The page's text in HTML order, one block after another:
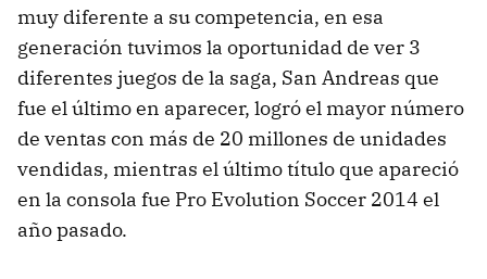
muy diferente a su competencia, en esa
generación tuvimos la oportunidad de ver 3
diferentes juegos de la saga, San Andreas que
fue el último en aparecer, logró el mayor número
de ventas con más de 20 millones de unidades
vendidas, mientras el último título que apareció
en la consola fue Pro Evolution Soccer 2014 el
año pasado.